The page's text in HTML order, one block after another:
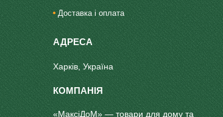
Доставка і оплата
Харків, Україна
«МаксіДоМ» — товари для дому та